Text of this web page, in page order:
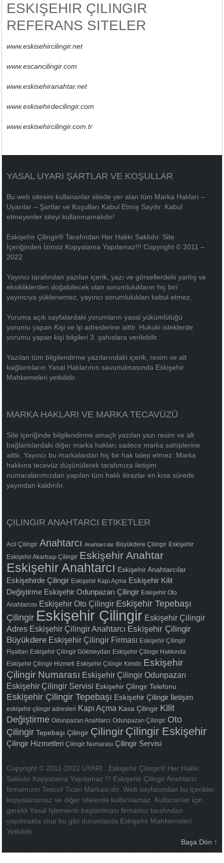
ESKIŞEHIR ÇILINGIR
REFERANS SITELER
www.eskisehircilingir.net
www.escancilingir.com
www.eskisehiranahtar.net
www.eskisehirdecilingir.com
www.eskisehircilingir.com.tr
YASAL UYARI ŞARTLAR VE KOŞULLAR
Bu web sitesini kullananlar sitede yer alan tüm Marka Hakları –
Uyarılar – Şartlar ve Koşulları Kabul Etmiş Sayılır. Kabul
etmeyenler siteyi kullanmamalıdır!
Eskişehir Çilingir® Tarafından Her Hakkı Saklıdır. Site
İçeriğinden İzinsiz Kopyalama Yapılamaz!!! Copyright © 2011 –
2022
Yayıncı tarafından yazılan içerik, yazı ve görsellerdeki yanlış ve
eksikliklerden doğabilecek olan sorumlulukların hiç biri
yayıncıya yüklenemez, yayıncı sorumlulukları kabul etmez.
Yoruma açık sayfalardaki yorumların yasal yükümlülüğü
yorumu yapan Kişi ve Ip adreslerine aittir. Hukuki isteklerde
yorumu yapan kişi bilgileri 3. şahıslara verilebilir.
Yazılan tüm bilgilendirme yazılarındaki içerik, resim ve alt
bağlantıların Yasal Haklarının savunulmasında Eskişehir
Mahkemeleri yetkilidir.
MARKA HAKLARI VE MARKA TECAVÜZÜ
Site içeriğinde bilgilendirme amaçlı yazılan yazı resim ve alt
bağlantılardaki diğer marka hakları sadece marka sahiplerine
aittir. Yayıncı bu markalardan hiç bir hak talep etmez. Marka
hakkına tecevüz düşünülerek tarafımıza iletişim
numaralarımızdan yapılan tüm haklı itirazlar en kısa sürede
yayından kaldırılır.
ÇILINGIR ANAHTARCI ETIKETLER
Acil Çilingir Anahtarcı Anahtarcılar Büyükdere Çilingir Eskişehir
Eskişehir Akarbaşı Çilingir Eskişehir Anahtar
Eskişehir Anahtarcı Eskişehir Anahtarcılar
Eskişehirde Çilingir Eskişehir Kapı Açma Eskişehir Kilit
Değiştirme Eskişehir Odunpazarı Çilingir Eskişehir Oto
Anahtarcısı Eskişehir Oto Çilingir Eskişehir Tepebaşı
Çilingir Eskişehir Çilingir Eskişehir Çilingir
Adres Eskişehir Çilingir Anahtarcı Eskişehir Çilingir
Büyükdere Eskişehir Çilingir Firması Eskişehir Çilingir
Fiyatları Eskişehir Çilingir Gökmeydan Eskişehir Çilingir Hakkında
Eskişehir Çilingir Hizmeti Eskişehir Çilingir Kimdir Eskişehir
Çilingir Numarası Eskişehir Çilingir Odunpazarı
Eskişehir Çilingir Servisi Eskişehir Çilingir Telefonu
Eskişehir Çilingir Tepebaşı Eskişehir Çilingir İletişim
eskişehir çilingir adresleri Kapı Açma Kasa Çilingir Kilit
Değiştirme Odunpazarı Anahtarcı Odunpazarı Çilingir Oto
Çilingir Tepebaşı Çilingir Çilingir Çilingir Eskişehir
Çilingir Hizmetleri Çilingir Numarası Çilingir Servisi
Copyright © 2011-2022 UYARI : Eskişehir Çilingir® Her Hakkı
Saklıdır Kopyalama Yapılamaz !!! Eskişehir Çilingir Anahtarcı
firmamızın Tesccil Ticari Markası'dır. Web sayfasından bu içerikler
kopyalanamaz ve diğer sitelerde kullanılamaz. Kullananlar için
gerekli Yasal İşlemlerin başlatılması firmamız tarafından
yapılmakta olup bu gibi durumlarda Eskişehir Mahkemeleri
Yetkilidir.
Başa Dön ↑